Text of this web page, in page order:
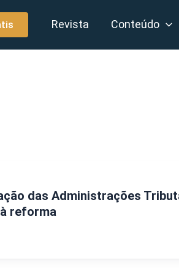
Revista Conteúdo
das Administrações
reforma